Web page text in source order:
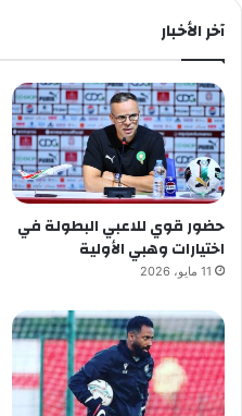
آخر الأخبار
حضور قوي للاعبي البطولة في
اختيارات وهبي الأولية
11 مايو، 2026